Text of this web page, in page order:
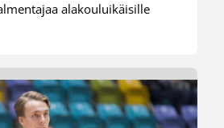
alakouluikäisille